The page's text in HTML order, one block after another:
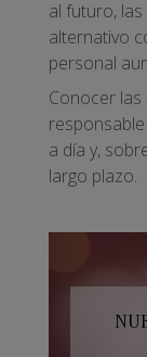
al futuro,
alternativo
personal
Conocer
a día y,
largo plazo.